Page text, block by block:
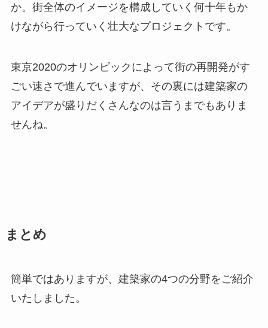
か。街全体のイメージを構成していく何十年もか
けながら行っていく壮大なプロジェクトです。
東京2020のオリンピックによって街の再開発がす
ごい速さで進んでいますが、その裏には建築家の
アイデアが盛りだくさんなのは言うまでもありま
せんね。
まとめ
簡単ではありますが、建築家の4つの分野をご紹介
いたしました。